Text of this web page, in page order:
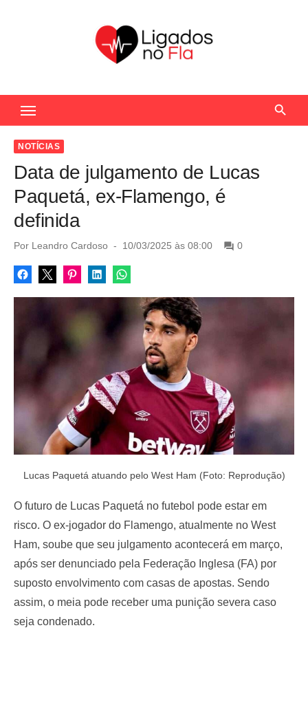
c
NOTÍCIAS
Data de julgamento de Lucas
Paquetá, ex-Flamengo, é
definida
Por Leandro Cardoso
P
s
t
n
10/03/2025 às 08:00 0
Lucas Paquetá atuando pelo West Ham (Foto: Reprodução)
O futuro de Lucas Paquetá no futebol pode estar em
risco. O ex-jogador do Flamengo, atualmente no West
Ham, soube que seu julgamento acontecerá em março,
após ser denunciado pela Federação Inglesa (FA) por
suposto envolvimento com casas de apostas. Sendo
assim, o meia pode receber uma punição severa caso
seja condenado.